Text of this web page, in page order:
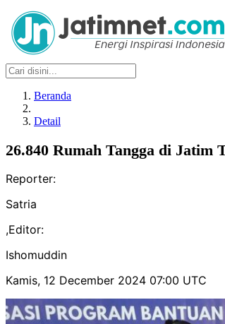
Beranda
Detail
26.840 Rumah Tangga di
Reporter:
Satria
,Editor:
Ishomuddin
Kamis, 12 December 2024 07:00 UTC